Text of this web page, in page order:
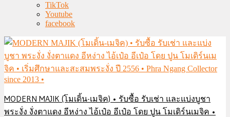
TikTok
Youtube
facebook
MODERN MAJIK (โมเดิ้น-เมจิค) • รับซื้อ รับเช่า และแบ่งบูชา
พระงั่ง งั่งตาแดง อีหง่าง ไอ้เป๋อ อีเป๋อ โดย ปูน โมเดิร์นเมจิค •